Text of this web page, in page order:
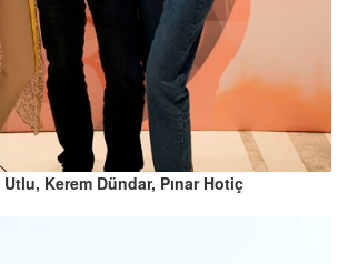
Kerem Dündar, Pınar Hotiç